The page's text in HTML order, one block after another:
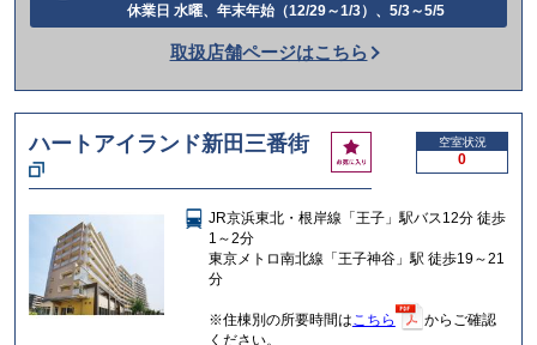
休業日 水曜、年末年始（12/29～1/3）、5/3～5/5
話
か
け
る
取扱店舗ページはこちら
ハートアイランド新田三番街
お
気
に
入
空室状況
0
JR京浜東北・根岸線「王子」駅バス12分 徒歩
1～2分
東京メトロ南北線「王子神谷」駅 徒歩19～21
分
※住棟別の所要時間は こちら
からご確認
ください。